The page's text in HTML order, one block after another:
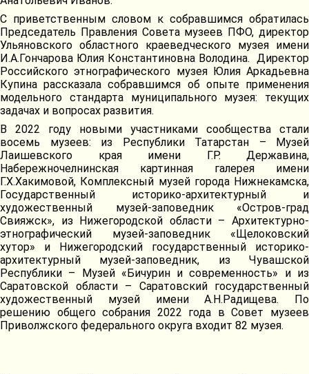
С приветственным словом к собравшимся обратилась
Председатель Правления Совета музеев ПФО, директор
Ульяновского областного краеведческого музея имени
И.А.Гончарова Юлия Константиновна Володина. Директор
Российского этнографического музея Юлия Аркадьевна
Купина рассказала собравшимся об опыте применения
модельного стандарта муниципального музея: текущих
задачах и вопросах развития.
В 2022 году новыми участниками сообщества стали
восемь музеев: из Республики Татарстан – Музей
Лаишевского края имени Г.Р. Державина,
Набережночелнинская картинная галерея имени
Г.Х.Хакимовой, Комплексный музей города Нижнекамска,
Государственный историко-архитектурный и
художественный музей-заповедник «Остров-град
Свияжск», из Нижегородской области – Архитектурно-
этнографический музей-заповедник «Щелоковский
хутор» и Нижегородский государственный историко-
архитектурный музей-заповедник, из Чувашской
Республики – Музей «Бичурин и современность» и из
Саратовской области – Саратовский государственный
художественный музей имени А.Н.Радищева. По
решению общего собрания 2022 года в Совет музеев
Приволжского федерального округа входит 82 музея.